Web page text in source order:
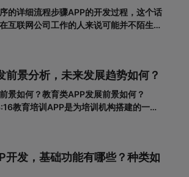
的详细流程步骤APP的开发过程，这个话
互联网公司工作的人来说可能并不陌生，
发的流程并不复杂，接下来就带大家一起
APP开发流程包含哪些步骤。一、基本功
前景分析，未来发展趋势如何？
景如何？教育类APP发展前景如何？
教育培训APP是为培训机构搭建的一个
，截至2018年6月，我国网民规模达8.02
。其中，手机网民规模已达7.8
开发，基础功能有哪些？种类如